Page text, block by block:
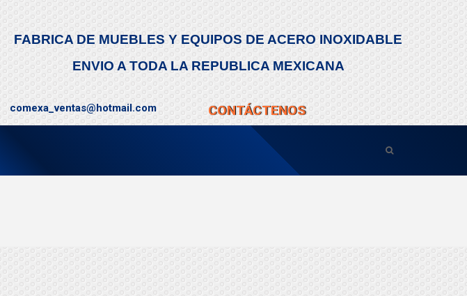
FABRICA DE MUEBLES Y EQUIPOS DE ACERO INOXIDABLE
ENVIO A TODA LA REPUBLICA MEXICANA
comexa_ventas@hotmail.com CONTÁCTENOS